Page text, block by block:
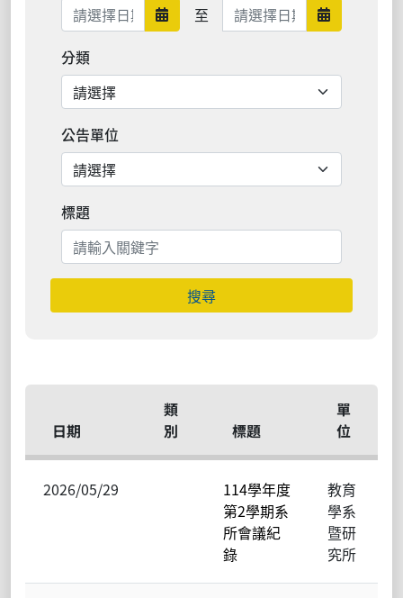
日期範圍開始
至 日期範圍結束 日期範圍
分類
公告單位
標題
搜尋
日期
類
別
標題
單
位
2026/05/29
114學年度
第2學期系
所會議紀
錄
教育
學系
暨研
究所